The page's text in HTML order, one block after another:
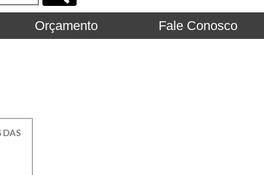
Orçamento Fale Conosco
DAS